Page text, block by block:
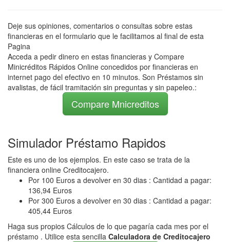
Deje sus opiniones, comentarios o consultas sobre estas
financieras en el formulario que le facilitamos al final de esta
Pagina
Acceda a pedir dinero en estas financieras y Compare
Minicréditos Rápidos Online concedidos por financieras en
internet pago del efectivo en 10 minutos. Son Préstamos sin
avalistas, de fácil tramitación sin preguntas y sin papeleo.:
Compare Mnicreditos
Simulador Préstamo Rapidos
Este es uno de los ejemplos. En este caso se trata de la
financiera online Creditocajero.
Por 100 Euros a devolver en 30 dias : Cantidad a pagar:
136,94 Euros
Por 300 Euros a devolver en 30 dias : Cantidad a pagar:
405,44 Euros
Haga sus propios Cálculos de lo que pagaría cada mes por el
préstamo . Utilice esta sencilla Calculadora de Creditocajero